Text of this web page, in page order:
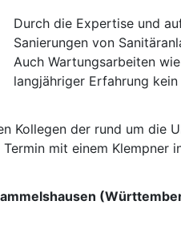
Durch die Expertise und
Sanierungen von
Auch Wartungsarbeiten
langjähriger Erfahrung
Kollegen der rund um die
mit einem Klempner